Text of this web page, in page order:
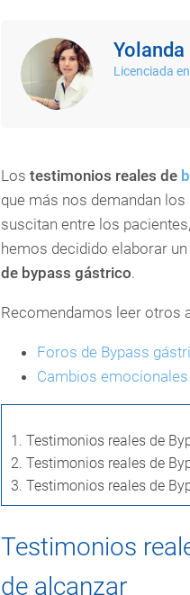
Licenciada
Los testimonios reales de
que más nos demandan
suscitan entre los
hemos decidido elaborar
de bypass gástrico.
Recomendamos leer otros
Foros de Bypass
Cambios
1. Testimonios reales de
2. Testimonios reales de
3. Testimonios reales de
Testimonios
de alcanzar